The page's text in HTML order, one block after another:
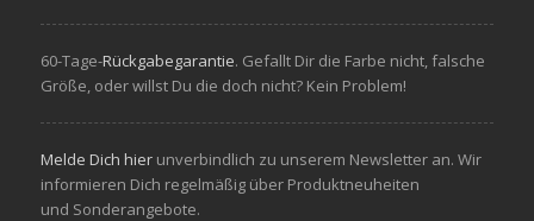
60-Tage-Rückgabegarantie. Gefallt Dir die Farbe nicht, falsche
Größe, oder willst Du die doch nicht? Kein Problem!
Melde Dich hierunverbindlich zu unserem Newsletter an. Wir
informieren Dich regelmäßig über Produktneuheiten
und Sonderangebote.